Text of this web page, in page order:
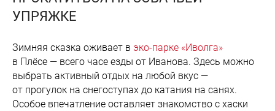
УПРЯЖКЕ
Зимняя сказка оживает в эко-парке «Иволга»
в Плёсе — всего часе езды от Иванова. Здесь можно
выбрать активный отдых на любой вкус —
от прогулок на снегоступах до катания на санях.
Особое впечатление оставляет знакомство с хаски